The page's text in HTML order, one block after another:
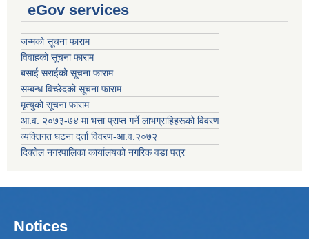
eGov services
जन्मको सूचना फाराम
विवाहको सूचना फाराम
बसाई सराईको सूचना फाराम
सम्बन्ध विच्छेदको सूचना फाराम
मृत्युको सूचना फाराम
आ.व. २०७३-७४ मा भत्ता प्राप्त गर्ने लाभग्राहिहरूको विवरण
व्यक्तिगत घटना दर्ता विवरण-आ.व.२०७२
दिक्तेल नगरपालिका कार्यालयको नगरिक वडा पत्र
Notices